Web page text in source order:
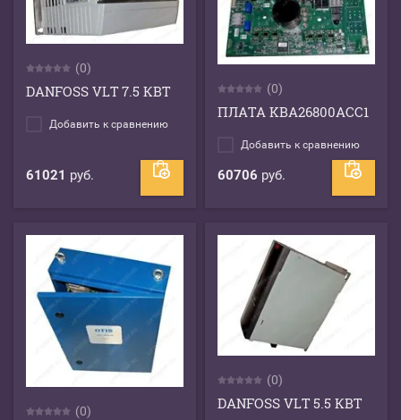
(0)
DANFOSS VLT 7.5 КВТ
Добавить к сравнению
61021 руб.
(0)
ПЛАТА KBA26800ACC1
Добавить к сравнению
60706 руб.
(0)
(0)
DANFOSS VLT 5.5 КВТ